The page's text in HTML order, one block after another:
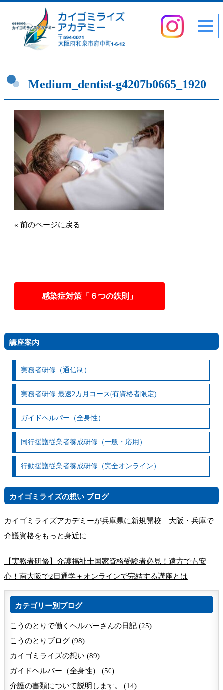
Medium_dentist-g4207b0665_1920
« 前のページに戻る
感染症対策「６つの鉄則」
講座案内
実務者研修（通信制）
実務者研修 最速2カ月コース(有資格者限定)
ガイドヘルパー（全身性）
同行援護従業者養成研修（一般・応用）
行動援護従業者養成研修（完全オンライン）
カイゴミライズの想い ブログ
カイゴミライズアカデミーが兵庫県に新規開校｜大阪・兵庫で
介護資格をもっと身近に
【実務者研修】介護福祉士国家資格受験者必見！遠方でも安
心！南大阪で2日通学＋オンラインで完結する講座とは
カテゴリー別ブログ
こうのとりで働くヘルパーさんの日記 (25)
こうのとりブログ (98)
カイゴミライズの想い (89)
ガイドヘルパー（全身性） (50)
介護の書類について説明します。 (14)